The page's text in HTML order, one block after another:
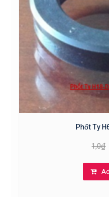
Phốt Ty
1,0₫